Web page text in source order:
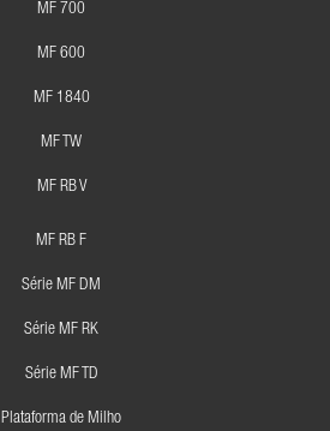
MF 700
MF 600
MF 1840
MF TW
MF RB V
MF RB F
Série MF DM
Série MF RK
Série MF TD
Plataforma de Milho